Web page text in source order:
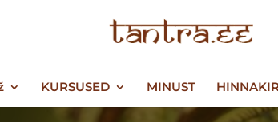
KURSUSED MINUST